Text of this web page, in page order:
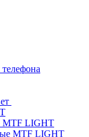
MTF LIGHT
MTF LIGHT